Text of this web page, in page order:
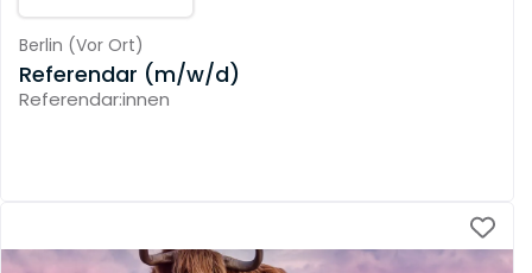
Berlin (Vor Ort)
Referendar (m/w/d)
Referendar:innen